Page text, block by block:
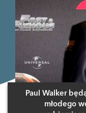
Paul Walker
młodego